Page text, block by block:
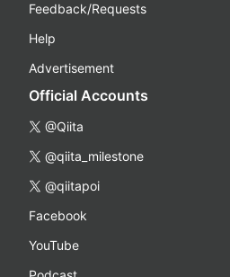
Feedback/Requests
Help
Advertisement
Official Accounts
@Qiita
@qiita_milestone
@qiitapoi
Facebook
YouTube